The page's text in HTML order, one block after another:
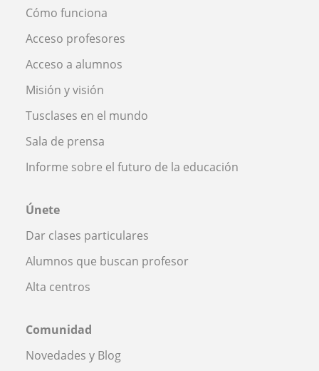
Cómo funciona
Acceso profesores
Acceso a alumnos
Misión y visión
Tusclases en el mundo
Sala de prensa
Informe sobre el futuro de la educación
Únete
Dar clases particulares
Alumnos que buscan profesor
Alta centros
Comunidad
Novedades y Blog